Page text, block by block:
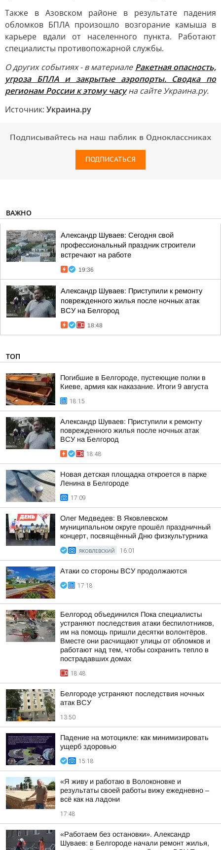
Также в Азовском районе в результате падения
обломков БПЛА произошло возгорание камыша в
карьере вдали от населенного пункта. Работают
специалисты противопожарной службы.
О других событиях - в материале Ракетная опасность,
угроза БПЛА и закрытые аэропорты. Сводка по
регионам России к этому часуна сайте Украина.ру.
Источник: Украина.ру
Подписывайтесь на наш паблик в Одноклассниках
ПОДПИСАТЬСЯ
ВАЖНО
Александр Шуваев: Сегодня свой
профессиональный праздник строители
встречают на работе
19:36
Александр Шуваев: Приступили к ремонту
поврежденного жилья после ночных атак
ВСУ на Белгород
18:48
ТОП
Погибшие в Белгороде, пустеющие полки в
Киеве, армия как наказание. Итоги 9 августа
18:15
Александр Шуваев: Приступили к ремонту
поврежденного жилья после ночных атак
ВСУ на Белгород
18:48
Новая детская площадка откроется в парке
Ленина в Белгороде
17:09
Олег Медведев: В Яковлевском
муниципальном округе прошёл праздничный
концерт, посвящённый Дню физкультурника
ЯКОВЛЕВСКИЙ 16:01
Атаки со стороны ВСУ продолжаются
17:18
Белгород объединился Пока специалисты
устраняют последствия атаки беспилотников,
им на помощь пришли десятки волонтёров.
Вместе они расчищают улицы от обломков и
работают над тем, чтобы сохранить тепло в
пострадавших домах
18:48
Белгороде устраняют последствия ночных
атак ВСУ
13:50
Падение на мотоцикле: как минимизировать
ущерб здоровью
15:18
«Я живу и работаю в Волоконовке и
результаты своей работы вижу ежедневно –
всё как на ладони
17:48
«Работаем без остановки». Александр
Шуваев: в Белгороде начали ремонт жилья,